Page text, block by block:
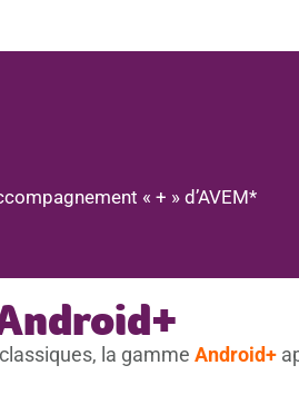
« + » d’AVEM*
la gamme Android+